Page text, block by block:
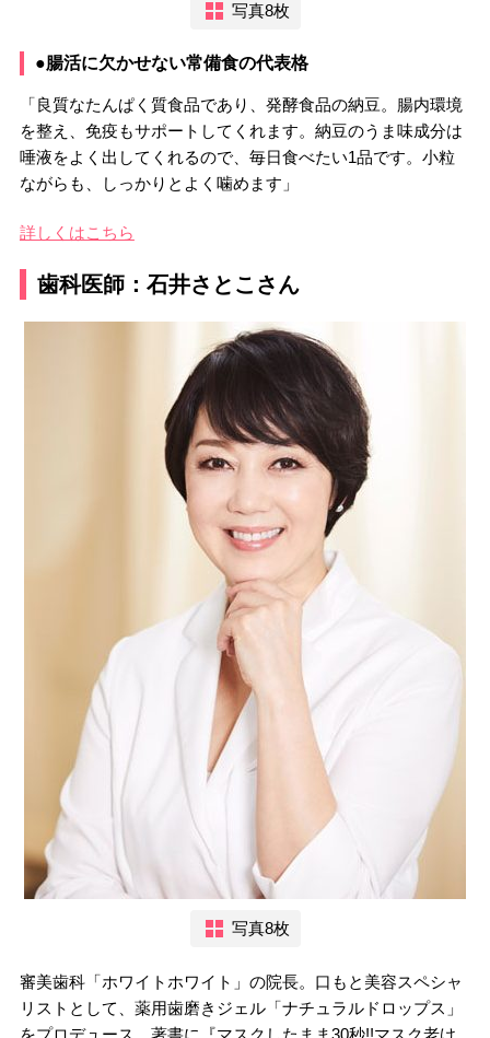
写真8枚
●腸活に欠かせない常備食の代表格
「良質なたんぱく質食品であり、発酵食品の納豆。腸内環境
を整え、免疫もサポートしてくれます。納豆のうま味成分は
唾液をよく出してくれるので、毎日食べたい1品です。小粒
ながらも、しっかりとよく噛めます」
詳しくはこちら
歯科医師：石井さとこさん
写真8枚
審美歯科「ホワイトホワイト」の院長。口もと美容スペシャ
リストとして、薬用歯磨きジェル「ナチュラルドロップス」
をプロデュース。著書に『マスクしたまま30秒!!マスク老け